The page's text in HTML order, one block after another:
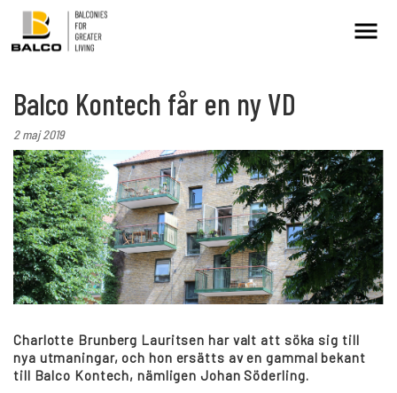
Kontakt/Service Intresseanmälan
Balkongrenovering
+
Hållbarhet
Nyheter
Balco Kontech får en ny VD
2 maj 2019
Charlotte Brunberg Lauritsen har valt att söka sig till
nya utmaningar, och hon ersätts av en gammal bekant
till Balco Kontech, nämligen Johan Söderling.